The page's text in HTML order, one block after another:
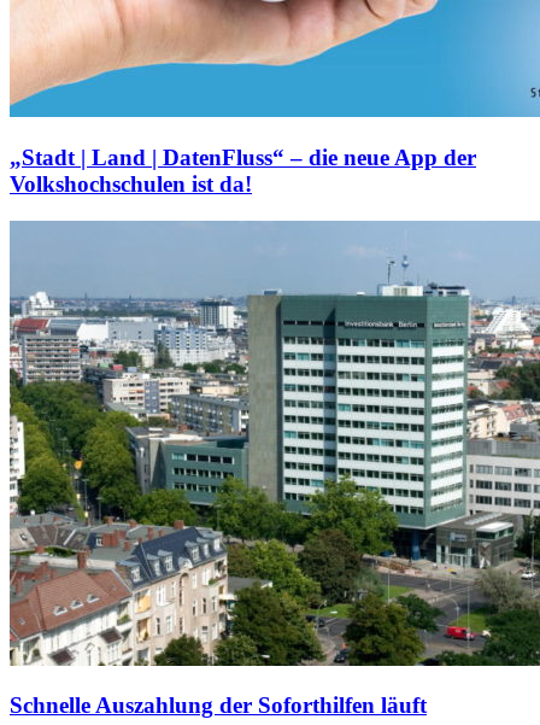
„Stadt | Land | DatenFluss“ – die neue App der
Volkshochschulen ist da!
Schnelle Auszahlung der Soforthilfen läuft